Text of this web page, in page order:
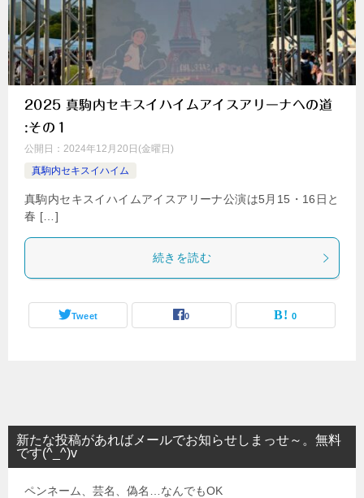
2025 真駒内セキスイハイムアイスアリーナへの道
:その１
公開日： 2024年12月20日(金曜日)
真駒内セキスイハイム
真駒内セキスイハイムアイスアリーナ公演は5月15・16日と
春 […]
続きを読む
Tweet 0 0
新たな投稿があればメールでお知らせしまっせ～。無料
です(^_^)v
ペンネーム、芸名、偽名…なんでもOK